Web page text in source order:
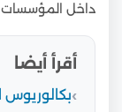
داخل المؤسسات
أقرأ أيضا